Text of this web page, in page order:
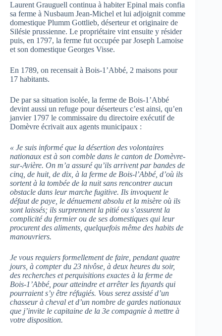
Laurent Grauguell continua à habiter Epinal mais confia
sa ferme à Nusbaum Jean-Michel et lui adjoignit comme
domestique Plumm Gottlieb, déserteur et originaire de
Silésie prussienne. Le propriétaire vint ensuite y résider
puis, en 1797, la ferme fut occupée par Joseph Lamoise
et son domestique Georges Visse.
En 1789, on recensait à Bois-1’Abbé, 2 maisons pour
17 habitants.
De par sa situation isolée, la ferme de Bois-1’Abbé
devint aussi un refuge pour déserteurs c’est ainsi, qu’en
janvier 1797 le commissaire du directoire exécutif de
Domèvre écrivait aux agents municipaux :
« Je suis informé que la désertion des volontaires
nationaux est à son comble dans le canton de Domèvre-
sur-Avière. On m’a assuré qu’ils arrivent par bandes de
cinq, de huit, de dix, à la ferme de Bois-l’Abbé, d’où ils
sortent à la tombée de la nuit sans rencontrer aucun
obstacle dans leur marche fugitive. Ils invoquent le
défaut de paye, le dénuement absolu et la misère où ils
sont laissés; ils surprennent la pitié ou s’assurent la
complicité du fermier ou de ses domestiques qui leur
procurent des aliments, quelquefois même des habits de
manouvriers.
Je vous requiers formellement de faire, pendant quatre
jours, à compter du 23 nivôse, à deux heures du soir,
des recherches et perquisitions exactes à la ferme de
Bois-1’Abbé, pour atteindre et arrêter les fuyards qui
pourraient s’y être réfugiés. Vous serez assisté d’un
chasseur à cheval et d’un nombre de gardes nationaux
que j’invite le capitaine de la 3e compagnie à mettre à
votre disposition.